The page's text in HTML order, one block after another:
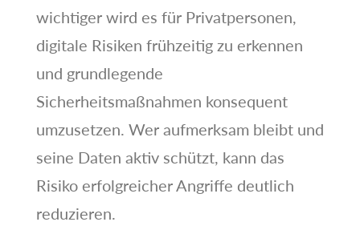
wichtiger wird es für Privatpersonen,
digitale Risiken frühzeitig zu erkennen
und grundlegende
Sicherheitsmaßnahmen konsequent
umzusetzen. Wer aufmerksam bleibt und
seine Daten aktiv schützt, kann das
Risiko erfolgreicher Angriffe deutlich
reduzieren.